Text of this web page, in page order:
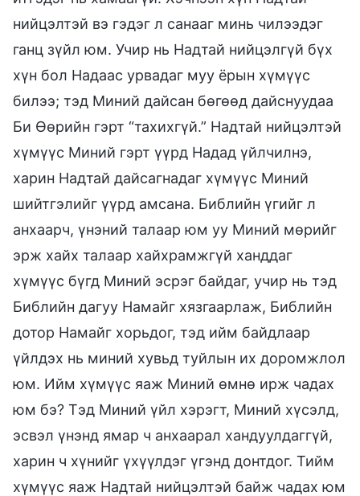
нийцэлтэй вэ гэдэг л санааг минь чилээдэг
ганц зүйл юм. Учир нь Надтай нийцэлгүй бүх
хүн бол Надаас урвадаг муу ёрын хүмүүс
билээ; тэд Миний дайсан бөгөөд дайснуудаа
Би Өөрийн гэрт “тахихгүй.” Надтай нийцэлтэй
хүмүүс Миний гэрт үүрд Надад үйлчилнэ,
харин Надтай дайсагнадаг хүмүүс Миний
шийтгэлийг үүрд амсана. Библийн үгийг л
анхаарч, үнэний талаар юм уу Миний мөрийг
эрж хайх талаар хайхрамжгүй ханддаг
хүмүүс бүгд Миний эсрэг байдаг, учир нь тэд
Библийн дагуу Намайг хязгаарлаж, Библийн
дотор Намайг хорьдог, тэд ийм байдлаар
үйлдэх нь миний хувьд туйлын их доромжлол
юм. Ийм хүмүүс яаж Миний өмнө ирж чадах
юм бэ? Тэд Миний үйл хэрэгт, Миний хүсэлд,
эсвэл үнэнд ямар ч анхаарал хандуулдаггүй,
харин ч хүнийг үхүүлдэг үгэнд донтдог. Тийм
хүмүүс яаж Надтай нийцэлтэй байж чадах юм